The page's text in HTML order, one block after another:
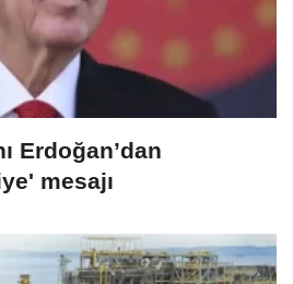
Erdoğan’dan
mesajı